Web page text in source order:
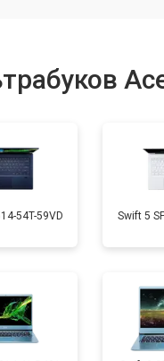
54T-59VD Swift 5